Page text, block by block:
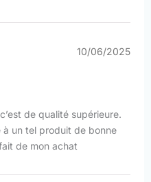
10/06/2025
de qualité supérieure.
à un tel produit de bonne
de mon achat